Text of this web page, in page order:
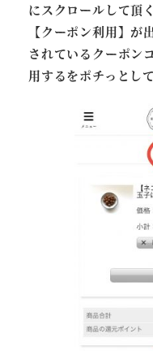
にスクロールして頂く
【クーポン利用】
されているクーポン
用するをポチっとし